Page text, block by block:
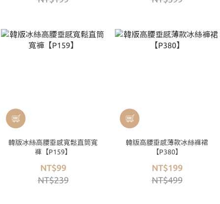
韓版冰絲高腰垂感寬鬆直筒寬
褲【P159】
NT$99
NT$239
韓版高腰垂感薄款冰絲褲裙
【P380】
NT$199
NT$499